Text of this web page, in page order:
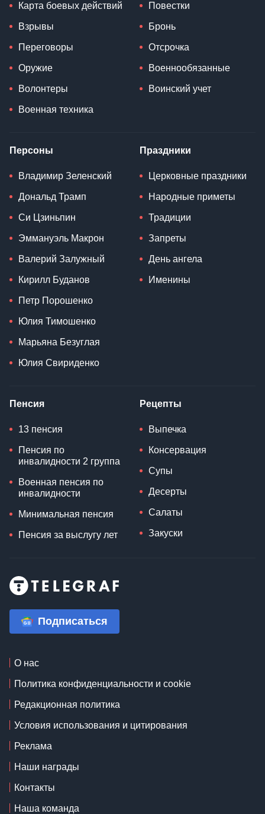
Карта боевых действий
Взрывы
Переговоры
Оружие
Волонтеры
Военная техника
Повестки
Бронь
Отсрочка
Военнообязанные
Воинский учет
Персоны
Владимир Зеленский
Дональд Трамп
Си Цзиньпин
Эммануэль Макрон
Валерий Залужный
Кирилл Буданов
Петр Порошенко
Юлия Тимошенко
Марьяна Безуглая
Юлия Свириденко
Праздники
Церковные праздники
Народные приметы
Традиции
Запреты
День ангела
Именины
Пенсия
13 пенсия
Пенсия по
инвалидности 2 группа
Военная пенсия по
инвалидности
Минимальная пенсия
Пенсия за выслугу лет
Рецепты
Выпечка
Консервация
Супы
Десерты
Салаты
Закуски
Подписаться
О нас
Политика конфиденциальности и cookie
Редакционная политика
Условия использования и цитирования
Реклама
Наши награды
Контакты
Наша команда